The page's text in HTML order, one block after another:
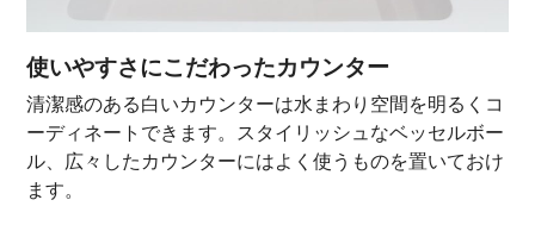
使いやすさにこだわったカウンター
清潔感のある白いカウンターは水まわり空間を明るくコ
ーディネートできます。スタイリッシュなベッセルボー
ル、広々したカウンターにはよく使うものを置いておけ
ます。